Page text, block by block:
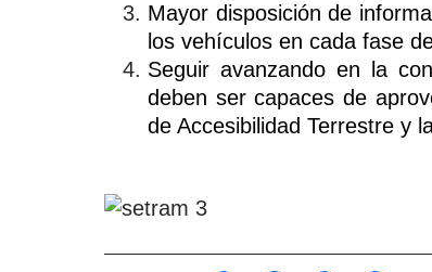
Mayor disposición de
los vehículos en cada fase
Seguir avanzando en la
deben ser capaces de
de Accesibilidad Terrestre y